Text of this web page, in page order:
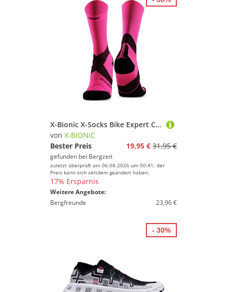
X-Bionic X-Socks Bike Expert Crew Socken
von X-BIONIC
Bester Preis
19,95 € 31,95 €
gefunden bei Bergzeit
zuletzt überprüft am 06.08.2026 um 00:41; der
Preis kann sich seitdem geändert haben.
17% Ersparnis
Weitere Angebote:
Bergfreunde
23,96 €
- 30%